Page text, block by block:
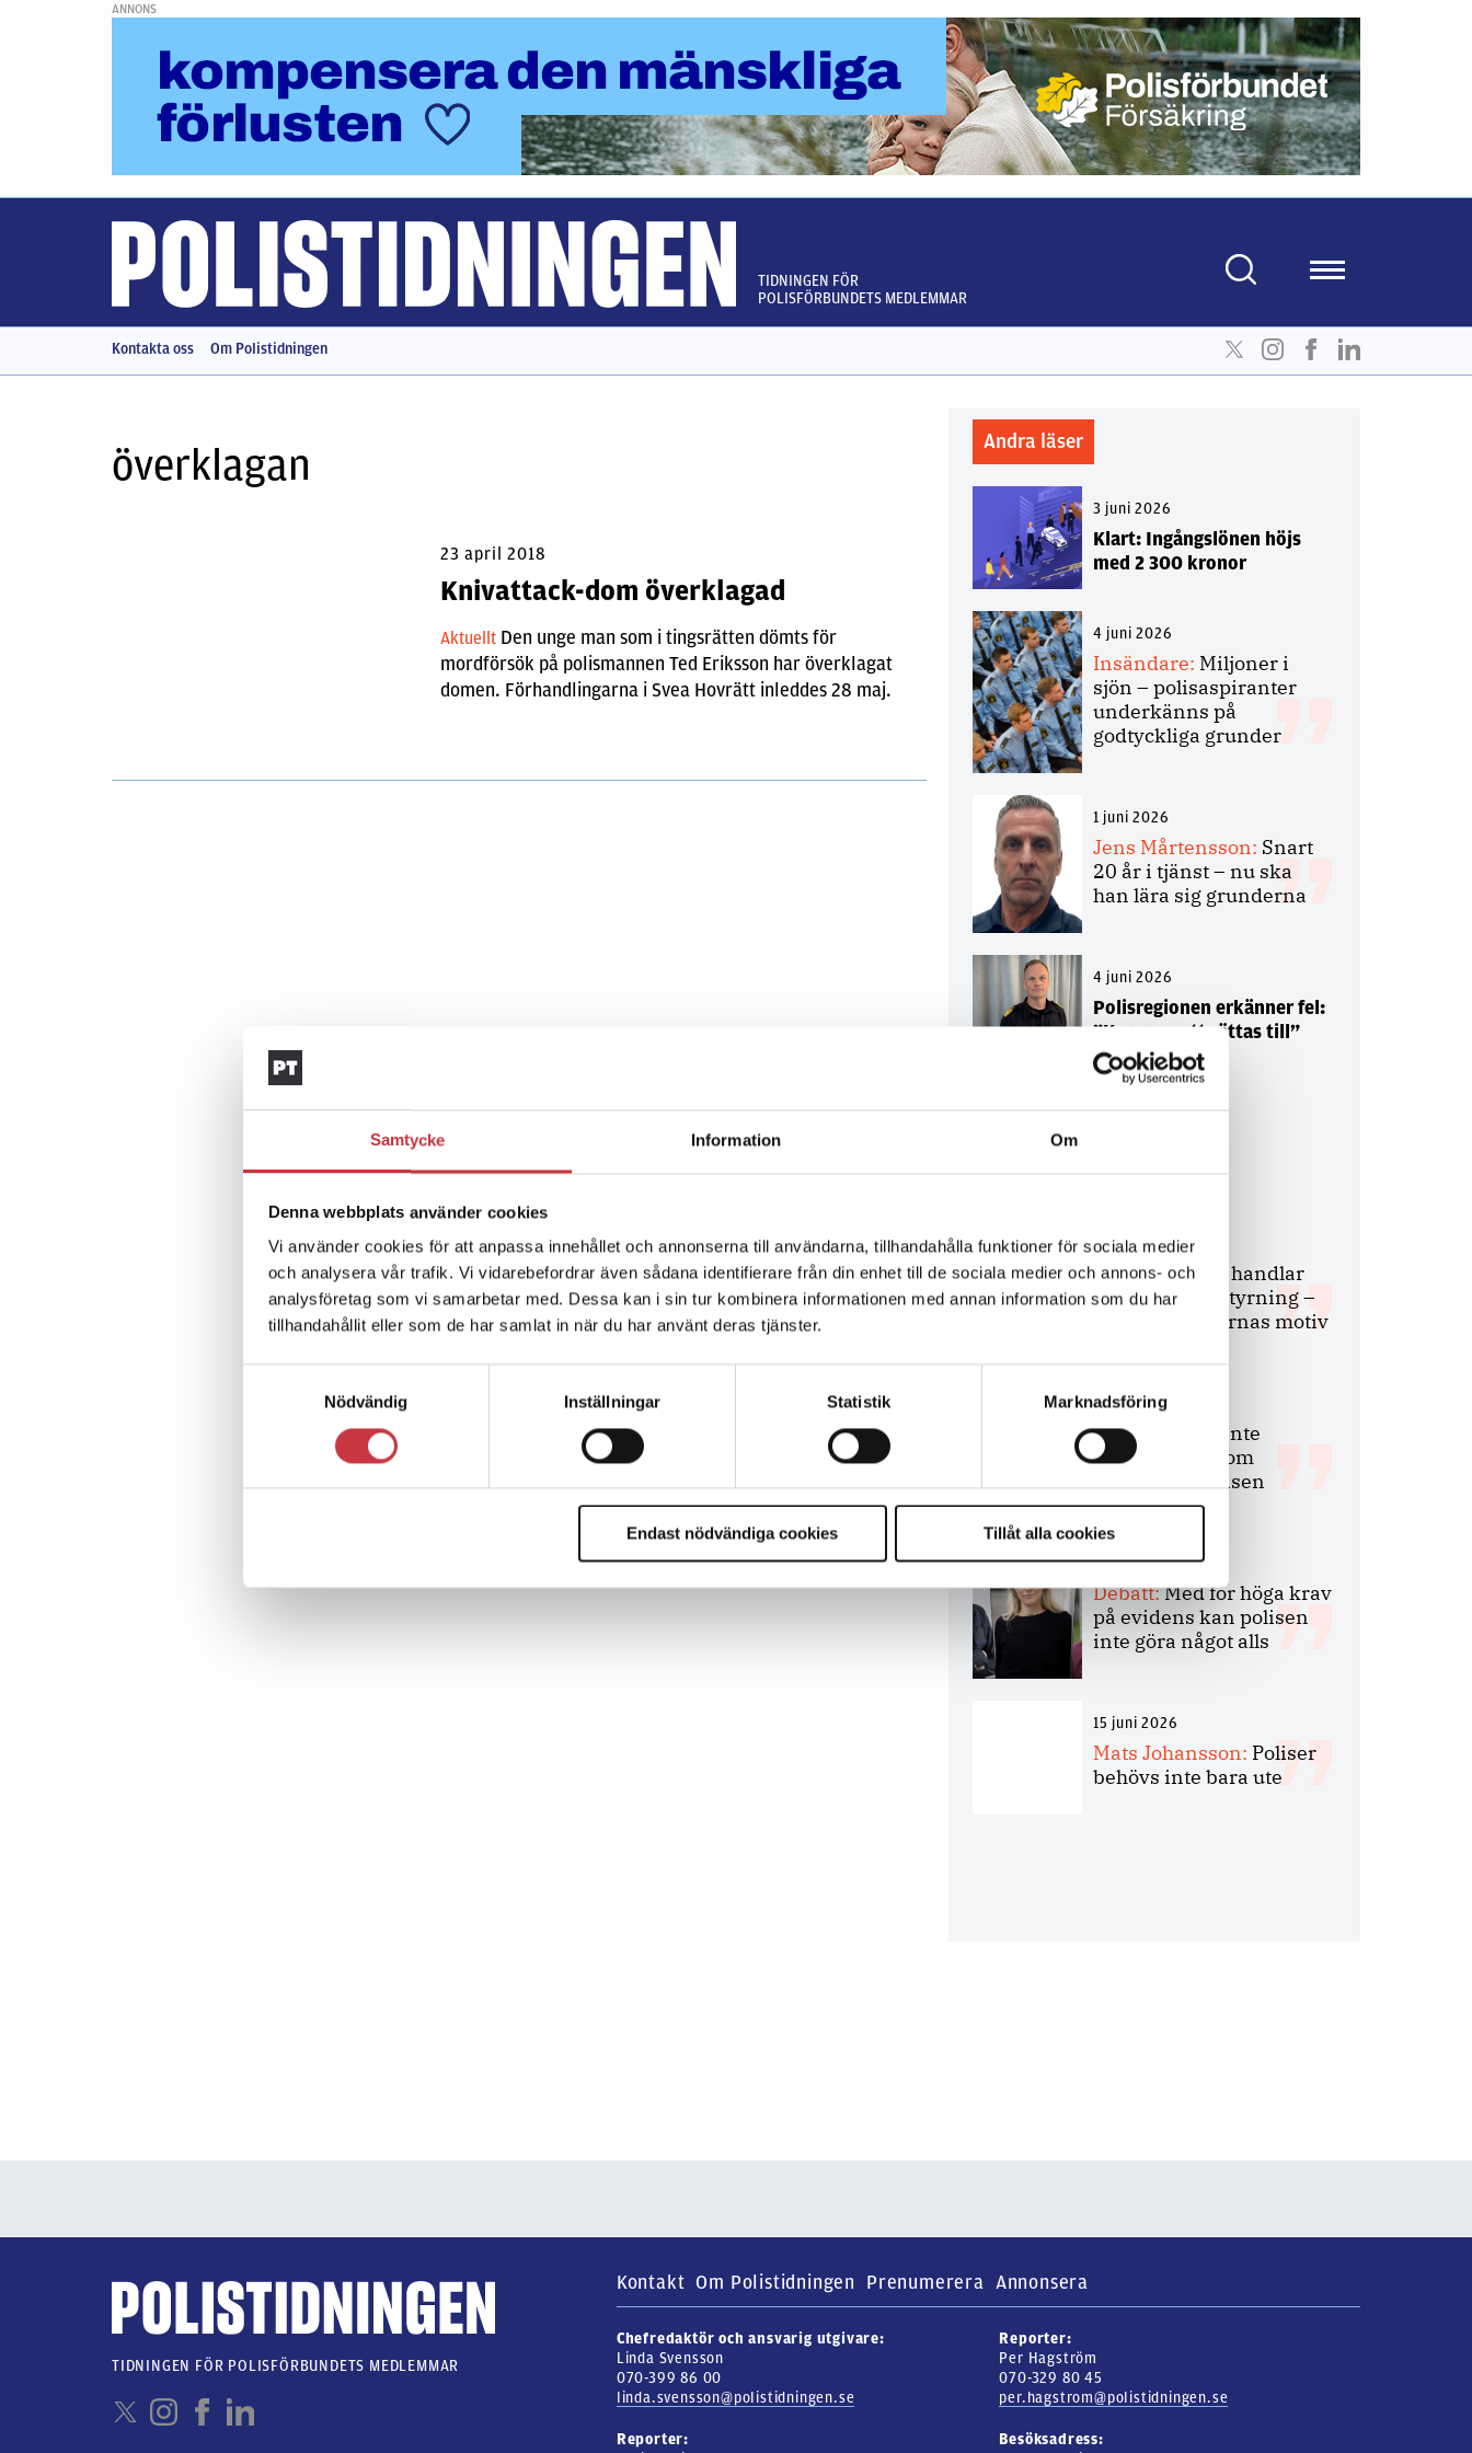
Samtycke Information Om
Denna webbplats använder cookies
Vi använder cookies för att anpassa innehållet och annonserna till användarna, tillhandahålla funktioner för sociala medier
och analysera vår trafik. Vi vidarebefordrar även sådana identifierare från din enhet till de sociala medier och annons- och
analysföretag som vi samarbetar med. Dessa kan i sin tur kombinera informationen med annan information som du har
tillhandahållit eller som de har samlat in när du har använt deras tjänster.
Nödvändig
Inställningar Statistik Marknadsföring
Endast nödvändiga cookies Tillåt alla cookies
ANNONS
TIDNINGEN FÖR
POLISFÖRBUNDETS MEDLEMMAR
Kontakta oss Om Polistidningen
överklagan
23 april 2018
Knivattack-dom överklagad
Aktuellt Den unge man som i tingsrätten dömts för
mordförsök på polismannen Ted Eriksson har överklagat
domen. Förhandlingarna i Svea Hovrätt inleddes 28 maj.
Andra läser
3 juni 2026
Klart: Ingångslönen höjs
med 2 300 kronor
4 juni 2026
Insändare: Miljoner i
sjön – polisaspiranter
underkänns på
godtyckliga grunder
1 juni 2026
Jens Mårtensson: Snart
20 år i tjänst – nu ska
han lära sig grunderna
4 juni 2026
Polisregionen erkänner fel:
”Kommer att rättas till”
Debatt
9 juli 2026
Slutreplik:Det handlar
om kunskapsstyrning –
inte om forskarnas motiv
8 juli 2026
Replik:
Det är inte
evidenskrav som
bakbinder polisen
7 juli 2026
Debatt:Med för höga krav
på evidens kan polisen
inte göra något alls
15 juni 2026
Mats Johansson: Poliser
behövs inte bara ute
Kontakt Om Polistidningen Prenumerera Annonsera
Chefredaktör och ansvarig utgivare:
Linda Svensson
070-399 86 00
linda.svensson@polistidningen.se
Reporter:
Per Hagström
070-329 80 45
per.hagstrom@polistidningen.se
Reporter:
Besöksadress:
TIDNINGEN FÖR POLISFÖRBUNDETS MEDLEMMAR